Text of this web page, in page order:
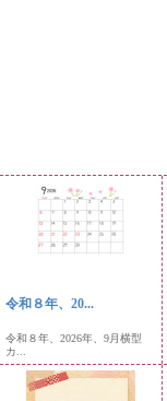
令和８年、20...
令和８年、2026年、9月横型
カ...